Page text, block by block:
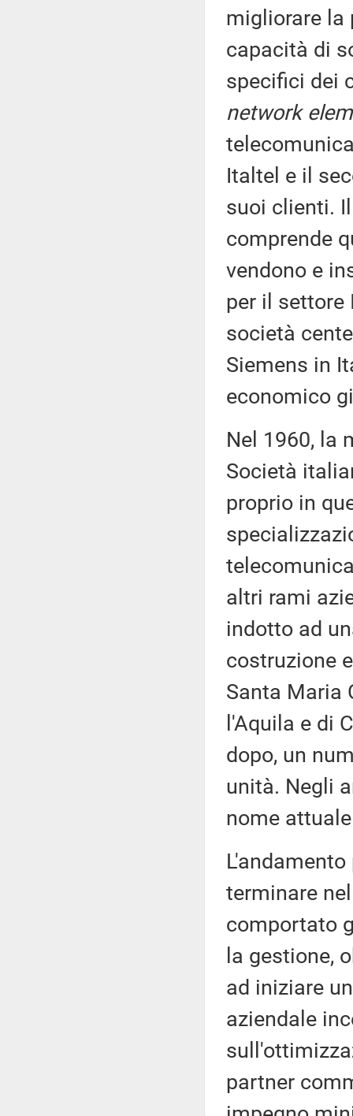
migliorare la
capacità di
specifici dei
network
Italtel e il
suoi clienti.
comprende
vendono e
per il settore
società
Siemens in
economico
Nel 1960, la
Società
proprio in
altri rami
indotto ad
costruzione
Santa Maria
l'Aquila e di
dopo, un
unità. Negli
nome
terminare
comportato
la gestione,
ad iniziare
aziendale
partner